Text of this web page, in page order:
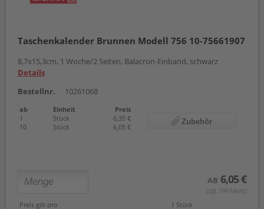
Taschenkalender Brunnen Modell 756 10-75661907
8,7x15,3cm, 1 Woche/2 Seiten, Balacron-Einband, schwarz
Details
Bestellnr.
10261068
ab Einheit
Preis
1
Stück
6,35 €
10
Stück 6,05 €
Zubehör
AB 6,05 €
(zzgl. 19% Mwst.)
Preis gilt pro
1 Stück